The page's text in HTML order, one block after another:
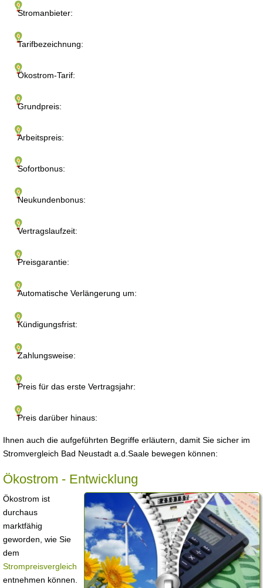
Stromanbieter:
Tarifbezeichnung:
Ökostrom-Tarif:
Grundpreis:
Arbeitspreis:
Sofortbonus:
Neukundenbonus:
Vertragslaufzeit:
Preisgarantie:
Automatische Verlängerung um:
Kündigungsfrist:
Zahlungsweise:
Preis für das erste Vertragsjahr:
Preis darüber hinaus:
Ihnen auch die aufgeführten Begriffe erläutern, damit Sie sicher im
Stromvergleich Bad Neustadt a.d.Saale bewegen können:
Ökostrom - Entwicklung
Ökostrom ist
durchaus
marktfähig
geworden, wie Sie
dem
Strompreisvergleich
entnehmen können.